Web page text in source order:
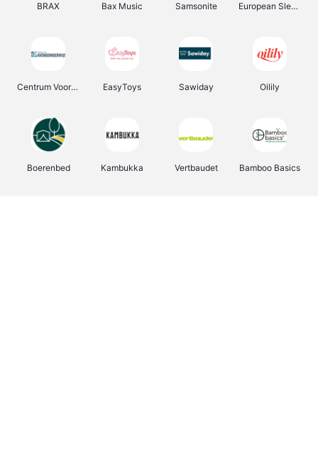
BRAX Bax Music Samsonite European Sleeper
Centrum Voor Avondonderwijs EasyToys Sawiday Oilily
Boerenbed Kambukka Vertbaudet Bamboo Basics